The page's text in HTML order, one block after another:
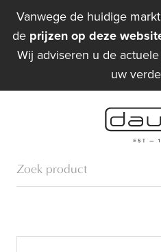
Vanwege de huidige
de prijzen op deze
Wij adviseren u de
uw